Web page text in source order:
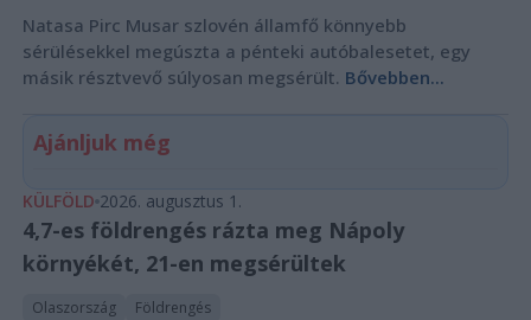
Natasa Pirc Musar szlovén államfő könnyebb
sérülésekkel megúszta a pénteki autóbalesetet, egy
másik résztvevő súlyosan megsérült. Bővebben...
Ajánljuk még
KÜLFÖLD 2026. augusztus 1.
4,7-es földrengés rázta meg Nápoly
környékét, 21-en megsérültek
Olaszország Földrengés